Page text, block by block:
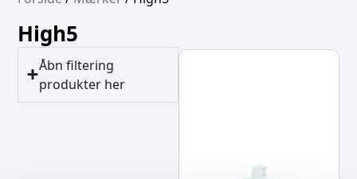
High5
Åbn filtering
produkter her